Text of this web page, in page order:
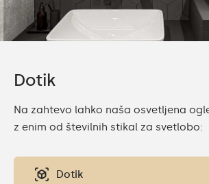
Dotik
Na zahtevo lahko naša osvetljena
z enim od številnih stikal za svetlobo:
Dotik